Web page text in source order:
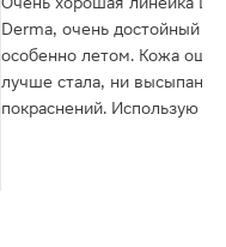
Derma, очень достойный гель,
особенно летом. Кожа
лучше стала, ни
покраснений. Использую с